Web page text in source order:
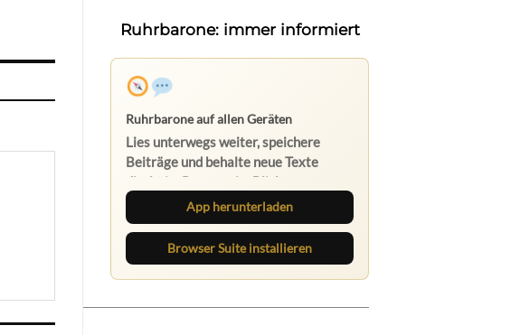
Ruhrbarone: immer informiert
App herunterladen
Browser Suite installieren